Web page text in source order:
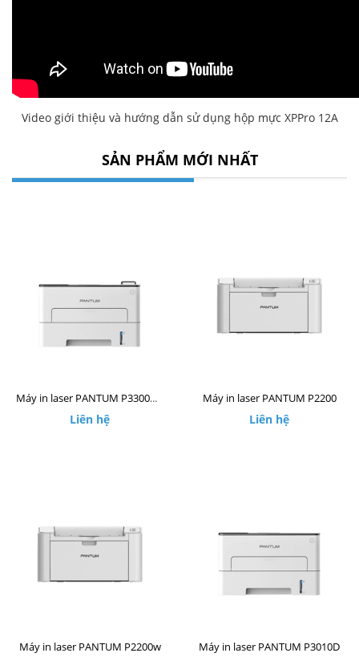
Video giới thiệu và hướng dẫn sử dụng hộp mực XPPro 12A
SẢN PHẨM MỚI NHẤT
Máy in laser PANTUM P3300DW
Liên hệ
Máy in laser PANTUM P2200
Liên hệ
Máy in laser PANTUM P2200w Máy in laser PANTUM P3010D